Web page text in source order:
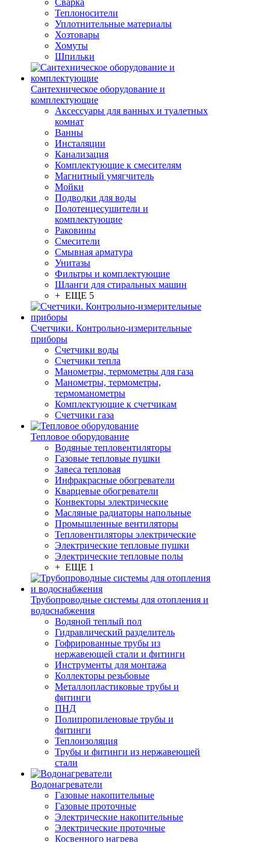
Сварка
Теплоносители
Уплотнительные материалы
Хозтовары
Хомуты
Шпильки
Сантехническое оборудование и
комплектующие
Аксессуары для ванных и туалетных
комнат
Ванны
Инсталяции
Канализация
Комплектующие к смесителям
Магнитный умягчитель
Мойки
Подводки для воды
Полотенцесушители и
комплектующие
Раковины
Смесители
Смывная арматура
Унитазы
Фильтры и комплектующие
Шланги для стиральных машин
+ ЕЩЕ 5
Счетчики. Контрольно-измерительные
приборы
Счетчики воды
Счетчики тепла
Манометры, термометры для газа
Манометры, термометры,
термоманометры
Комплектующие к счетчикам
Счетчики газа
Тепловое оборудование
Водяные тепловентиляторы
Газовые тепловые пушки
Завеса тепловая
Инфракрасные обогреватели
Кварцевые обогреватели
Конвекторы электрические
Масляные радиаторы напольные
Промышленные вентиляторы
Тепловентиляторы электрические
Электрические тепловые пушки
Электрические тепловые полы
+ ЕЩЕ 1
Трубопроводные системы для отопления и
водоснабжения
Водяной теплый пол
Гидравлический разделитель
Гофрированные трубы из
нержавеющей стали и фитинги
Инструменты для монтажа
Коллекторы резьбовые
Металлопластиковые трубы и
фитинги
ПНД
Полипропиленовые трубы и
фитинги
Теплоизоляция
Трубы и фитинги из нержавеющей
стали
Водонагреватели
Газовые накопительные
Газовые проточные
Электрические накопительные
Электрические проточные
Косвенного нагрева